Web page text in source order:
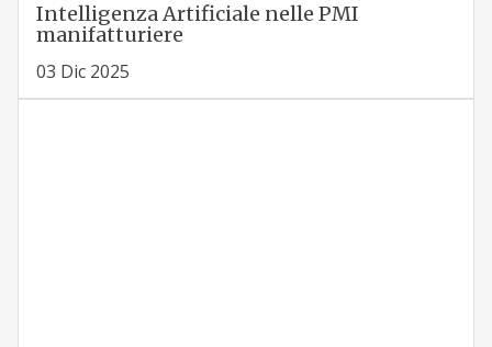
Intelligenza Artificiale nelle PMI
manifatturiere
03 Dic 2025